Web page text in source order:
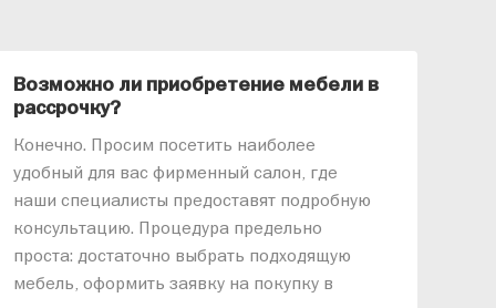
Возможно ли приобретение мебели в
рассрочку?
Конечно. Просим посетить наиболее
удобный для вас фирменный салон, где
наши специалисты предоставят подробную
консультацию. Процедура предельно
проста: достаточно выбрать подходящую
мебель, оформить заявку на покупку в